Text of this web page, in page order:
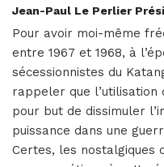
Jean-Paul Le Perlier
Pour avoir moi-même
entre 1967 et 1968, à
sécessionnistes du
rappeler que l’utilisation
pour but de dissimuler
puissance dans une
Certes, les nostalgiques